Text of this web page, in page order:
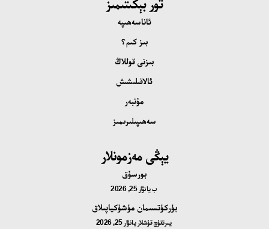
تور بېكىتىمىز
ئاناسەھىپە
بىز كىم؟
بىزنى قوللاڭ
ئالاقىلىشىش
مۇنبەر
سەھىپىلىرىمىز
يېڭى مەزمونلار
بورسۇق
بيانۋار 25, 2026
بۈركۈتسىمان مۈشۈكياپىلاق
يىرتقۇچ قۇشلار يانۋار 25, 2026